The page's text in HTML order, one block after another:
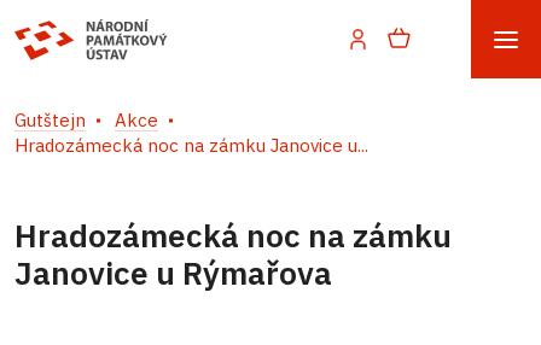
Gutštejn
Akce
Hradozámecká noc na zámku Janovice u...
Hradozámecká noc na zámku
Janovice u Rýmařova